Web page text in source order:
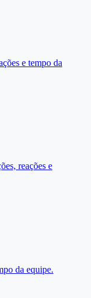
e tempo da
reações e
da equipe.